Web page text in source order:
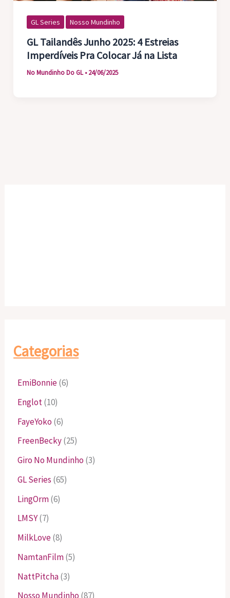
GL Series Nosso Mundinho
GL Tailandês Junho 2025: 4 Estreias
Imperdíveis Pra Colocar Já na Lista
No Mundinho Do GL•24/06/2025
Categorias
EmiBonnie(6)
Englot(10)
FayeYoko (6)
FreenBecky(25)
Giro No Mundinho (3)
GL Series (65)
LingOrm(6)
LMSY(7)
MilkLove(8)
NamtanFilm(5)
NattPitcha(3)
Nosso Mundinho (87)